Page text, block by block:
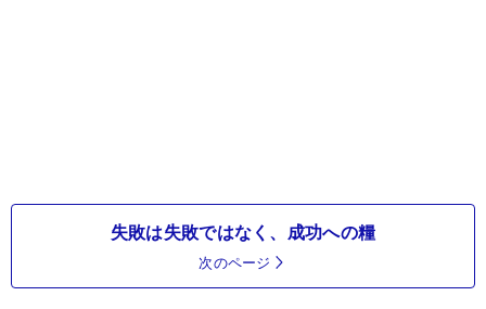
失敗は失敗ではなく、成功への糧
次のページ